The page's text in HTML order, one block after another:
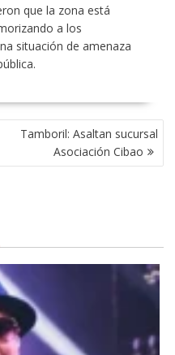
que la zona está
a los
situación de amenaza
Tamboril: Asaltan sucursal
Asociación Cibao